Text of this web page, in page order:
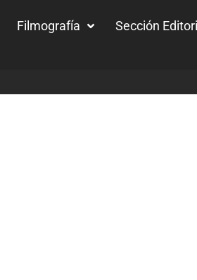
Filmografía Sección